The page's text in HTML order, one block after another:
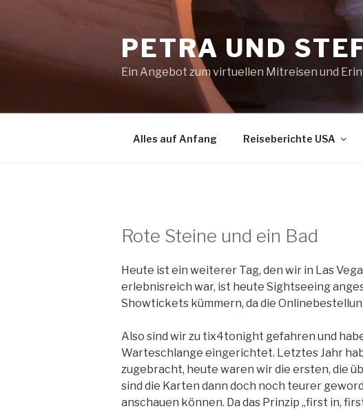
springen
PETRA UND
Ein Angebot zum virtuellen Mitreisen und
Alles auf Anfang Reiseberichte USA
Rote Steine und ein Bad
Heute ist ein weiterer Tag, den wir in Las
erlebnisreich war, ist heute Sightseeing
Showtickets kümmern, da die
Also sind wir zu tix4tonight gefahren und
Warteschlange eingerichtet. Letztes Jahr
zugebracht, heute waren wir die ersten, die
sind die Karten dann doch noch teurer
anschauen können. Da das Prinzip „first in,